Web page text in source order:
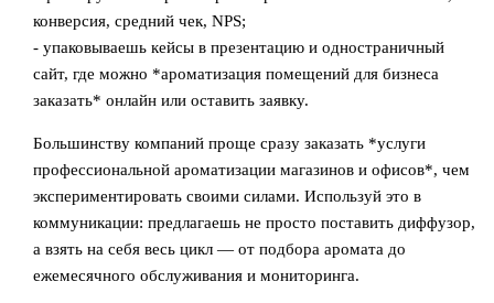
конверсия, средний чек, NPS;
- упаковываешь кейсы в презентацию и одностраничный
сайт, где можно *ароматизация помещений для бизнеса
заказать* онлайн или оставить заявку.
Большинству компаний проще сразу заказать *услуги
профессиональной ароматизации магазинов и офисов*, чем
экспериментировать своими силами. Используй это в
коммуникации: предлагаешь не просто поставить диффузор,
а взять на себя весь цикл — от подбора аромата до
ежемесячного обслуживания и мониторинга.